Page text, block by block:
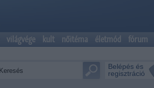
világvége kult nőitéma életmód fórum
Belépés és
regisztráció